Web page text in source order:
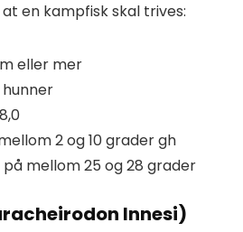
en kampfisk skal trives:
eller mer
hunner
2 og 10 grader gh
mellom 25 og 28 grader
Innesi)